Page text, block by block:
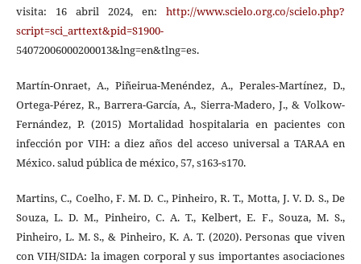
visita: 16 abril 2024, en:http://www.scielo.org.co/scielo.php?
script=sci_arttext&pid=S1900-
54072006000200013&lng=en&tlng=es.
Martín-Onraet, A., Piñeirua-Menéndez, A., Perales-Martínez, D.,
Ortega-Pérez, R., Barrera-García, A., Sierra-Madero, J., & Volkow-
Fernández, P. (2015) Mortalidad hospitalaria en pacientes con
infección por VIH: a diez años del acceso universal a TARAA en
México. salud pública de méxico, 57, s163-s170.
Martins, C., Coelho, F. M. D. C., Pinheiro, R. T., Motta, J. V. D. S., De
Souza, L. D. M., Pinheiro, C. A. T., Kelbert, E. F., Souza, M. S.,
Pinheiro, L. M. S., & Pinheiro, K. A. T. (2020). Personas que viven
con VIH/SIDA: la imagen corporal y sus importantes asociaciones